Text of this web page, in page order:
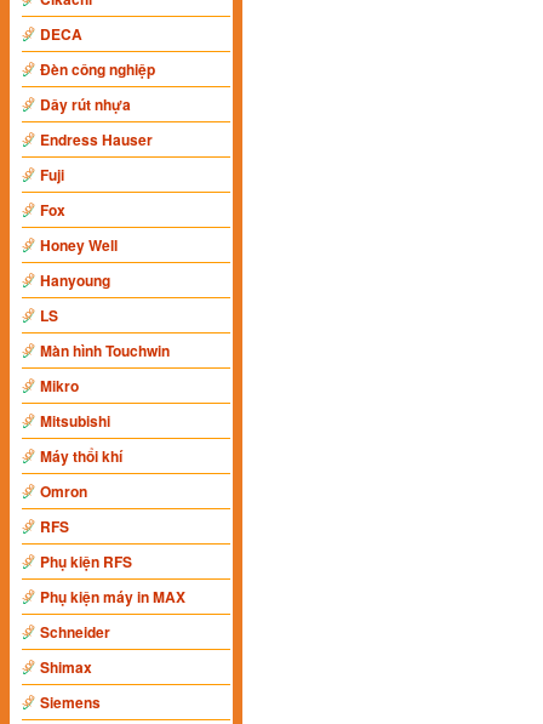
DECA
Đèn công nghiệp
Dây rút nhựa
Endress Hauser
Fuji
Fox
Honey Well
Hanyoung
LS
Màn hình Touchwin
Mikro
Mitsubishi
Máy thổi khí
Omron
RFS
Phụ kiện RFS
Phụ kiện máy in MAX
Schneider
Shimax
Siemens